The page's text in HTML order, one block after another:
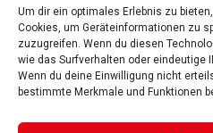
Um dir ein optimales Erlebnis zu
Cookies, um Geräteinformationen zu
zuzugreifen. Wenn du diesen
wie das Surfverhalten oder eindeutige
Wenn du deine Einwilligung nicht
bestimmte Merkmale und Funktionen